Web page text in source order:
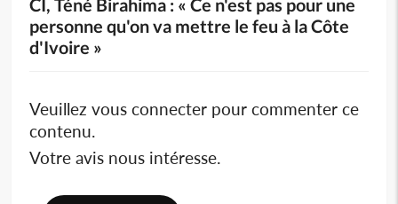
CI, Téné Birahima : « Ce n'est pas pour une
personne qu'on va mettre le feu à la Côte
d'Ivoire »
Veuillez vous connecter pour commenter ce
contenu.
Votre avis nous intéresse.